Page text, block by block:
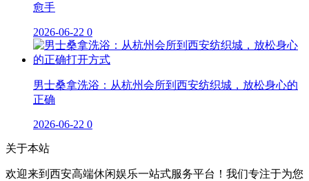
愈手
2026-06-22 0
男士桑拿洗浴：从杭州会所到西安纺织城，放松身心的
正确
2026-06-22 0
关于本站
欢迎来到西安高端休闲娱乐一站式服务平台！我们专注于为您